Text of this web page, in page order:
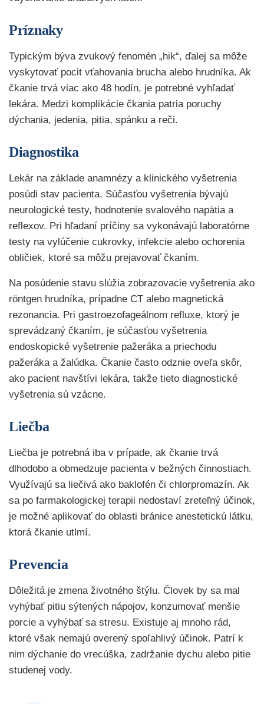
Príznaky
Typickým býva zvukový fenomén „hik“, ďalej sa môže
vyskytovať pocit vťahovania brucha alebo hrudníka. Ak
čkanie trvá viac ako 48 hodín, je potrebné vyhľadať
lekára. Medzi komplikácie čkania patria poruchy
dýchania, jedenia, pitia, spánku a reči.
Diagnostika
Lekár na základe anamnézy a klinického vyšetrenia
posúdi stav pacienta. Súčasťou vyšetrenia bývajú
neurologické testy, hodnotenie svalového napätia a
reflexov. Pri hľadaní príčiny sa vykonávajú laboratórne
testy na vylúčenie cukrovky, infekcie alebo ochorenia
obličiek, ktoré sa môžu prejavovať čkaním.
Na posúdenie stavu slúžia zobrazovacie vyšetrenia ako
röntgen hrudníka, prípadne CT alebo magnetická
rezonancia. Pri gastroezofageálnom refluxe, ktorý je
sprevádzaný čkaním, je súčasťou vyšetrenia
endoskopické vyšetrenie pažeráka a priechodu
pažeráka a žalúdka. Čkanie často odznie oveľa skôr,
ako pacient navštívi lekára, takže tieto diagnostické
vyšetrenia sú vzácne.
Liečba
Liečba je potrebná iba v prípade, ak čkanie trvá
dlhodobo a obmedzuje pacienta v bežných činnostiach.
Využívajú sa liečivá ako baklofén či chlorpromazín. Ak
sa po farmakologickej terapii nedostaví zreteľný účinok,
je možné aplikovať do oblasti bránice anestetickú látku,
ktorá čkanie utlmí.
Prevencia
Dôležitá je zmena životného štýlu. Človek by sa mal
vyhýbať pitiu sýtených nápojov, konzumovať menšie
porcie a vyhýbať sa stresu. Existuje aj mnoho rád,
ktoré však nemajú overený spoľahlivý účinok. Patrí k
nim dýchanie do vrecúška, zadržanie dychu alebo pitie
studenej vody.